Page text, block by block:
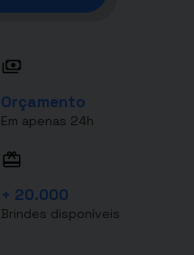
Orçamento
Em apenas 24h
+ 20.000
Brindes disponíveis